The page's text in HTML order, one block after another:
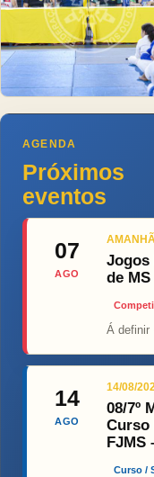
AGENDA
Próximos
eventos
07
AGO
Jogos
de MS
Á definir
14
AGO
14/08/
08/7º
Curso
FJMS
Curso /